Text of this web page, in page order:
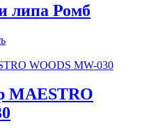
липа Ромб
MAESTRO